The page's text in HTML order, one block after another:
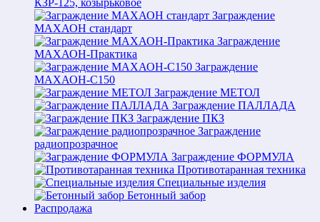
КЗР-125, козырьковое
Заграждение
МАХАОН стандарт
Заграждение
МАХАОН-Практика
Заграждение
МАХАОН-С150
Заграждение МЕТОЛ
Заграждение ПАЛЛАДА
Заграждение ПКЗ
Заграждение
радиопрозрачное
Заграждение ФОРМУЛА
Противотаранная техника
Специальные изделия
Бетонный забор
Распродажа